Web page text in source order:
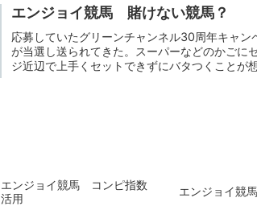
エンジョイ競馬 賭けない競馬？
応募していたグリーンチャンネル30周年キャ
が当選し送られてきた。スーパーなどのかごに
ジ近辺で上手くセットできずにバタつくことが
エンジョイ競馬 コンピ指数
活用
エンジョイ競